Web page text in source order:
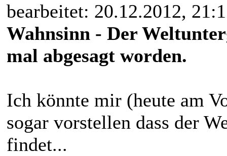
bearbeitet: 20.12.2012,
Wahnsinn - Der
mal abgesagt worden.
Ich könnte mir (heute am
sogar vorstellen dass der
findet...